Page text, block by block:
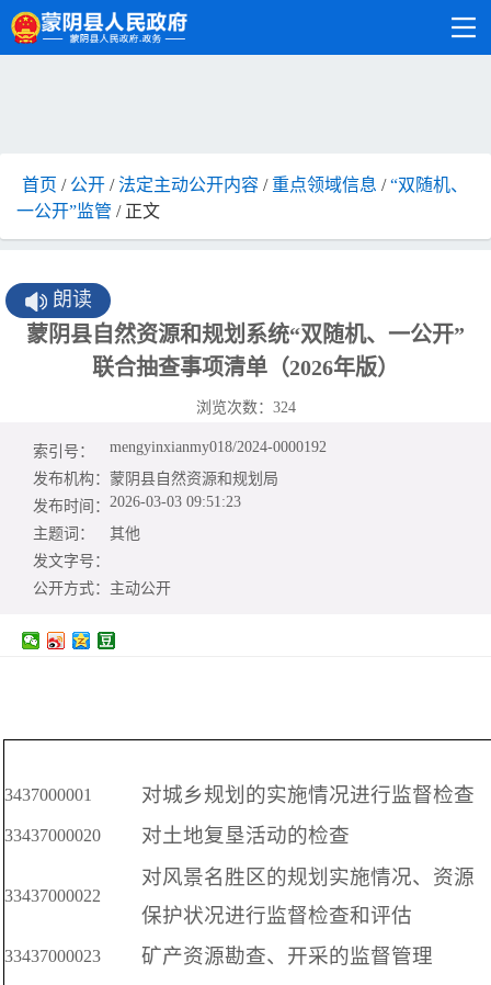
首页 / 公开 /法定主动公开内容 / 重点领域信息 /“双随机、
一公开”监管 / 正文
朗读
蒙阴县自然资源和规划系统“双随机、一公开”
联合抽查事项清单（2026年版）
浏览次数： 324
索引号：
mengyinxianmy018/2024-0000192
发布机构： 蒙阴县自然资源和规划局
发布时间： 2026-03-03 09:51:23
主题词：
其他
发文字号：
公开方式： 主动公开
3437000001 对城乡规划的实施情况进行监督检查
33437000020 对土地复垦活动的检查
33437000022
对风景名胜区的规划实施情况、资源
保护状况进行监督检查和评估
33437000023 矿产资源勘查、开采的监督管理